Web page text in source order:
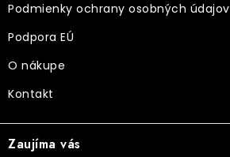
Podmienky ochrany osobných údajov
Podpora EÚ
O nákupe
Kontakt
Zaujíma vás